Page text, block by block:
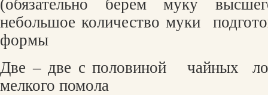
(обязательно берем муку
небольшое количество муки
формы
Две – две с половиной
чайных
мелкого помола